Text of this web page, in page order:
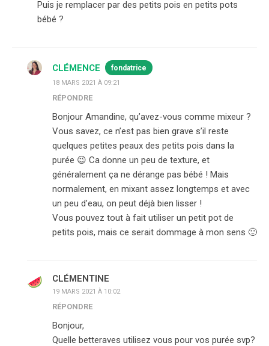
Puis je remplacer par des petits pois en petits pots
bébé ?
CLÉMENCE fondatrice
18 MARS 2021 À 09:21
RÉPONDRE
Bonjour Amandine, qu’avez-vous comme mixeur ?
Vous savez, ce n’est pas bien grave s’il reste
quelques petites peaux des petits pois dans la
purée 😉 Ca donne un peu de texture, et
généralement ça ne dérange pas bébé ! Mais
normalement, en mixant assez longtemps et avec
un peu d’eau, on peut déjà bien lisser !
Vous pouvez tout à fait utiliser un petit pot de
petits pois, mais ce serait dommage à mon sens 🙂
CLÉMENTINE
19 MARS 2021 À 10:02
RÉPONDRE
Bonjour,
Quelle betteraves utilisez vous pour vos purée svp?